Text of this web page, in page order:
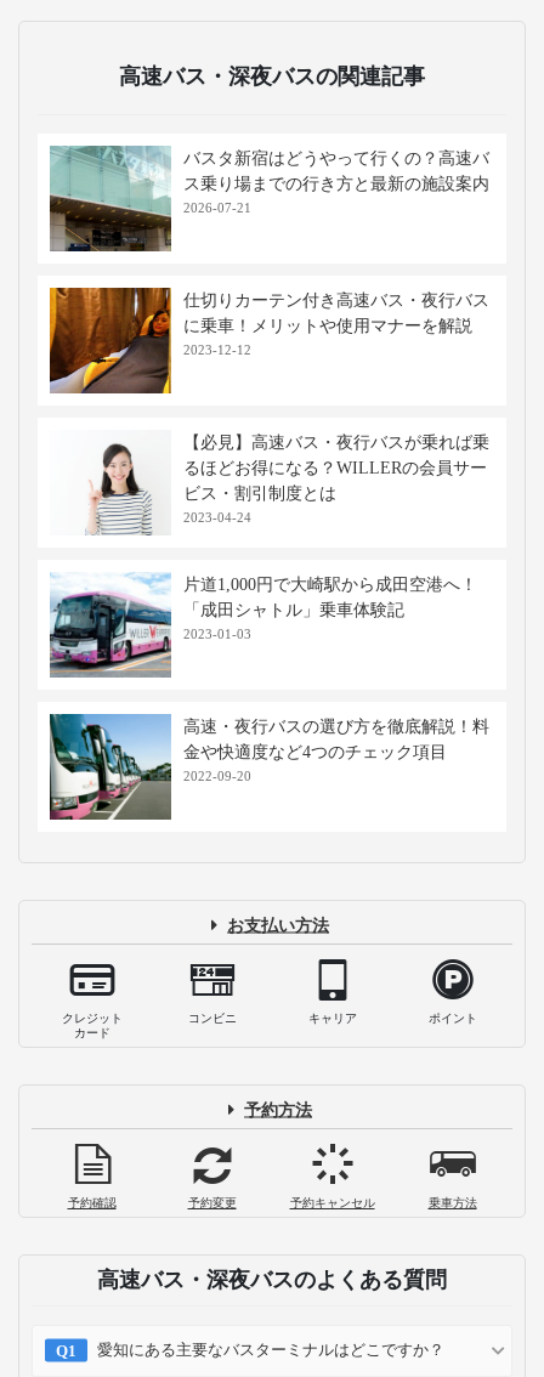
高速バス・深夜バスの関連記事
バスタ新宿はどうやって行くの？高速バ
ス乗り場までの行き方と最新の施設案内
2026-07-21
仕切りカーテン付き高速バス・夜行バス
に乗車！メリットや使用マナーを解説
2023-12-12
【必見】高速バス・夜行バスが乗れば乗
るほどお得になる？WILLERの会員サー
ビス・割引制度とは
2023-04-24
片道1,000円で大崎駅から成田空港へ！
「成田シャトル」乗車体験記
2023-01-03
高速・夜行バスの選び方を徹底解説！料
金や快適度など4つのチェック項目
2022-09-20
お支払い方法
クレジット
カード
コンビニ キャリア ポイント
予約方法
予約確認 予約変更 予約キャンセル 乗車方法
高速バス・深夜バスのよくある質問
愛知にある主要なバスターミナルはどこですか？